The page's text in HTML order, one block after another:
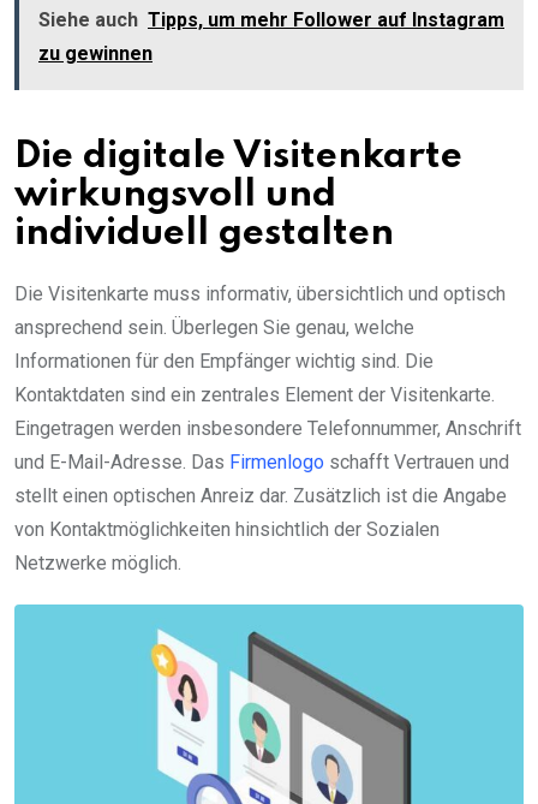
Siehe auch Tipps, um mehr Follower auf Instagram
zu gewinnen
Die digitale Visitenkarte
wirkungsvoll und
individuell gestalten
Die Visitenkarte muss informativ, übersichtlich und optisch
ansprechend sein. Überlegen Sie genau, welche
Informationen für den Empfänger wichtig sind. Die
Kontaktdaten sind ein zentrales Element der Visitenkarte.
Eingetragen werden insbesondere Telefonnummer, Anschrift
und E-Mail-Adresse. Das Firmenlogo schafft Vertrauen und
stellt einen optischen Anreiz dar. Zusätzlich ist die Angabe
von Kontaktmöglichkeiten hinsichtlich der Sozialen
Netzwerke möglich.